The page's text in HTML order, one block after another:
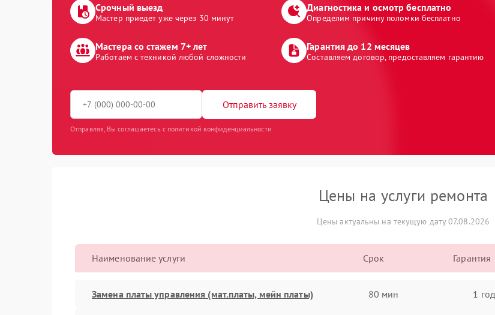
Срочный выезд
Мастер приедет уже через 30 минут
Диагностика и осмотр бесплатно
Определим причину поломки бесплатно
Мастера со стажем 7+ лет
Работаем с техникой любой сложности
Гарантия до 12 месяцев
Составляем договор, предоставляем гарантию
Отправить заявку
Отправляя, Вы соглашаетесь с политикой конфиденциальности
Цены на услуги ремонта
Цены актуальны на текущую дату 07.08.2026
Наименование услуги Срок Гарантия
Замена платы управления (мат.платы, мейн платы) 80 мин 1 год